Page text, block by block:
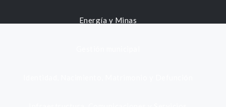
Energía y Minas